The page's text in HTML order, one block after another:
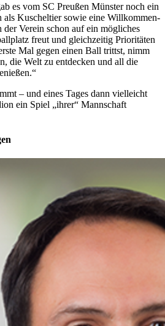
es vom SC Preußen Münster noch ein
als Kuscheltier sowie eine Willkommen-
Verein schon auf ein mögliches
freut und gleichzeitig Prioritäten
Mal gegen einen Ball trittst, nimm
die Welt zu entdecken und all die
– und eines Tages dann vielleicht
ein Spiel „ihrer“ Mannschaft